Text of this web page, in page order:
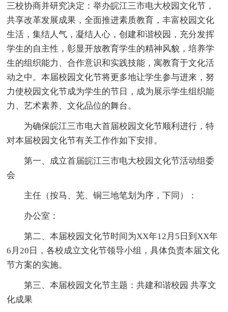
三校协商并研究决定：举办皖江三市电大校园文化节，
共享改革发展成果，全面推进素质教育，丰富校园文化
生活，集结人气，凝结人心，创建和谐校园，充分发挥
学生的自主性，彰显开放教育学生的精神风貌，培养学
生的组织能力、合作意识和实践技能，寓教育于文化活
动之中。本届校园文化节将更多地让学生参与进来，努
力使校园文化节成为学生的节日，成为展示学生组织能
力、艺术素养、文化品位的舞台。
为确保皖江三市电大首届校园文化节顺利进行，特
对本届校园文化节有关工作作如下安排。
第一、成立首届皖江三市电大校园文化节活动组委
会
主任（按马、芜、铜三地笔划为序，下同）：
办公室：
第二、本届校园文化节时间为XX年12月5日到XX年
6月20日，各校成立文化节领导小组，具体负责本届文化
节方案的实施。
第三、本届校园文化节主题：共建和谐校园 共享文
化成果